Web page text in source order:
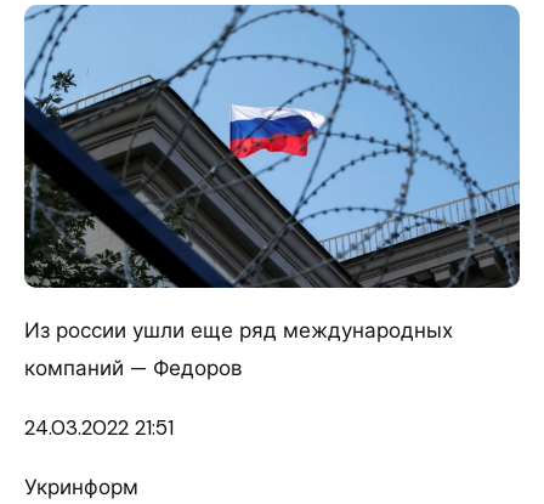
Из россии ушли еще ряд международных
компаний — Федоров
24.03.2022 21:51
Укринформ